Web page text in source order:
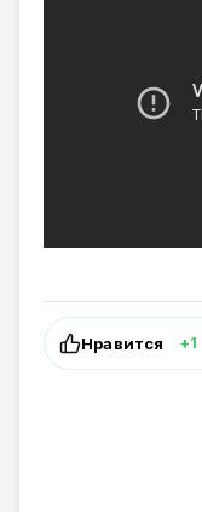
Нравится +1